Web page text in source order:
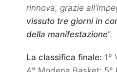
rinnova, grazie
vissuto tre giorni in
della manifestazione”.
La classifica finale: 1°